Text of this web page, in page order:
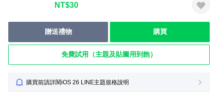
NT$30
贈送禮物 購買
免費試用（主題及貼圖用到飽）
購買前請詳閱iOS 26 LINE主題規格說明